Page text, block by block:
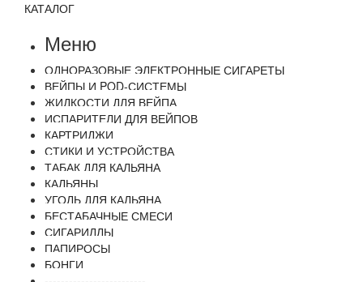
КАТАЛОГ
Меню
ОДНОРАЗОВЫЕ ЭЛЕКТРОННЫЕ СИГАРЕТЫ
ВЕЙПЫ И POD-СИСТЕМЫ
ЖИДКОСТИ ДЛЯ ВЕЙПА
ИСПАРИТЕЛИ ДЛЯ ВЕЙПОВ
КАРТРИДЖИ
СТИКИ И УСТРОЙСТВА
ТАБАК ДЛЯ КАЛЬЯНА
КАЛЬЯНЫ
УГОЛЬ ДЛЯ КАЛЬЯНА
БЕСТАБАЧНЫЕ СМЕСИ
СИГАРИЛЛЫ
ПАПИРОСЫ
БОНГИ